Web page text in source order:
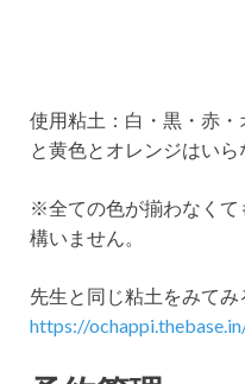
使用粘土：白・黒・赤
と黄色とオレンジはいら
※全ての色が揃わなくて
構いません。
先生と同じ粘土をみてみ
https://